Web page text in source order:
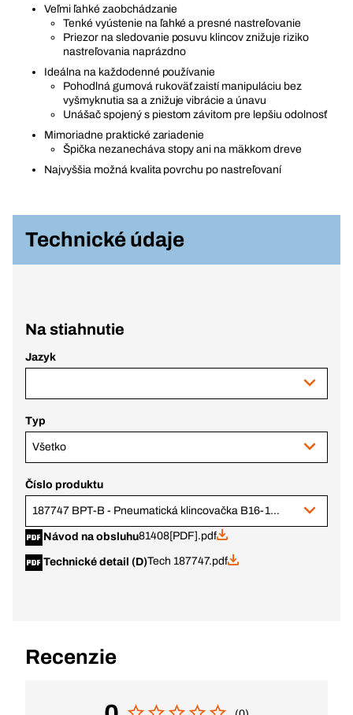
Veľmi ľahké zaobchádzanie
Tenké vyústenie na ľahké a presné nastreľovanie
Priezor na sledovanie posuvu klincov znižuje riziko
nastreľovania naprázdno
Ideálna na každodenné používanie
Pohodlná gumová rukoväť zaistí manipuláciu bez
vyšmyknutia sa a znižuje vibrácie a únavu
Unášač spojený s piestom závitom pre lepšiu odolnosť
Mimoriadne praktické zariadenie
Špička nezanecháva stopy ani na mäkkom dreve
Najvyššia možná kvalita povrchu po nastreľovaní
Technické údaje
Na stiahnutie
Jazyk
Typ
Všetko
Číslo produktu
187747 BPT-B - Pneumatická klincovačka B16-15-50
Návod na obsluhu81408[PDF].pdf
Technické detail (D)Tech 187747.pdf
Recenzie